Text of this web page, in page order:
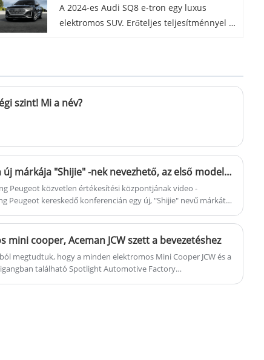
rendszert. Lakossági és kereskedelmi
energiagazdálkodási rendszer a lakó- és
rendszer. Képes energiaadatokat gyűjteni,
elemezni és feldolgozni az
A 2024-es Audi SQ8 e-tron egy luxus
elektromos SUV. Erőteljes teljesítménnyel és
szint! Mi a név?
A Dongfeng Peugeot-Citroën új márkája "Shijie" -nek nevezhető, az első modelljével, a Fukang 06-val, új tervezési nyelvet fogadva el.
Peugeot közvetlen értékesítési központjának video -
Peugeot kereskedő konferencián egy új, "Shijie" nevű márkát
tartalmaz, és a "Hedmos" márka azonosítója, amely megfelel a
azt sugallja, hogy ez lehet az első modell ennek alatt. Új
cooper, Aceman JCW szett a bevezetéshez
megtudtuk, hogy a minden elektromos Mini Cooper JCW és a
található Spotlight Automotive Factory